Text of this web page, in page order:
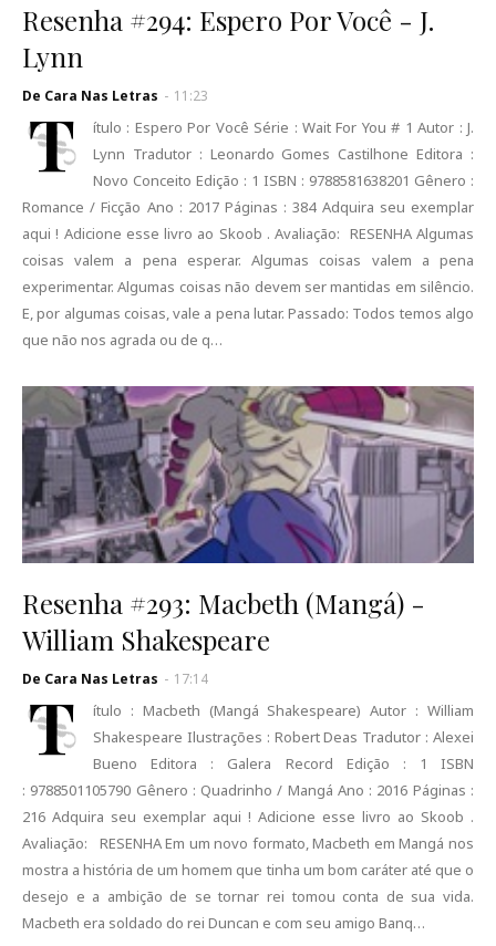
Resenha #294: Espero Por Você - J.
Lynn
De Cara Nas Letras - 11:23
T
ítulo : Espero Por Você Série : Wait For You # 1 Autor : J.
Lynn Tradutor : Leonardo Gomes Castilhone Editora :
Novo Conceito Edição : 1 ISBN : 9788581638201 Gênero :
Romance / Ficção Ano : 2017 Páginas : 384 Adquira seu exemplar
aqui ! Adicione esse livro ao Skoob . Avaliação: RESENHA Algumas
coisas valem a pena esperar. Algumas coisas valem a pena
experimentar. Algumas coisas não devem ser mantidas em silêncio.
E, por algumas coisas, vale a pena lutar. Passado: Todos temos algo
que não nos agrada ou de q…
Resenha #293: Macbeth (Mangá) -
William Shakespeare
De Cara Nas Letras - 17:14
T
ítulo : Macbeth (Mangá Shakespeare) Autor : William
Shakespeare Ilustrações : Robert Deas Tradutor : Alexei
Bueno Editora : Galera Record Edição : 1 ISBN
: 9788501105790 Gênero : Quadrinho / Mangá Ano : 2016 Páginas :
216 Adquira seu exemplar aqui ! Adicione esse livro ao Skoob .
Avaliação: RESENHA Em um novo formato, Macbeth em Mangá nos
mostra a história de um homem que tinha um bom caráter até que o
desejo e a ambição de se tornar rei tomou conta de sua vida.
Macbeth era soldado do rei Duncan e com seu amigo Banq…